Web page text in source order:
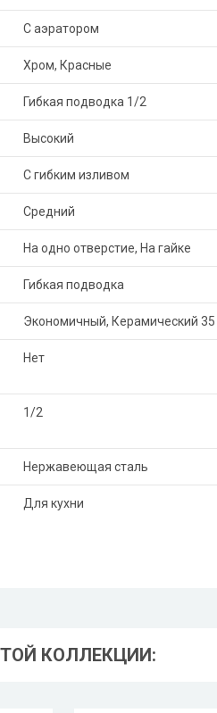
С аэратором
Хром, Красные
Гибкая подводка 1/2
Высокий
С гибким изливом
Средний
На одно отверстие, На гайке
Гибкая подводка
Экономичный, Керамический
Нет
1/2
Нержавеющая сталь
Для кухни
КОЛЛЕКЦИИ: